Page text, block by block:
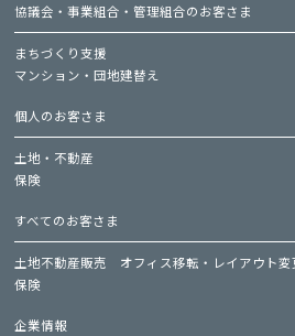
協議会・事業組合・管理組合のお客さま
まちづくり支援
マンション・団地建替え
個人のお客さま
土地・不動産
保険
すべてのお客さま
土地不動産販売
オフィス移転・レイアウト
保険
企業情報